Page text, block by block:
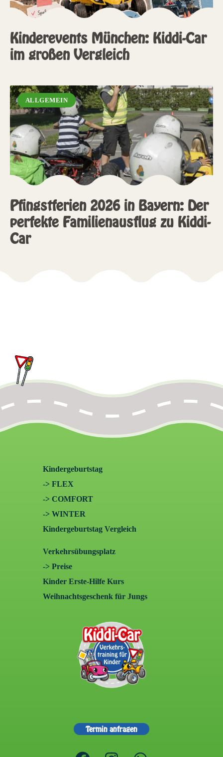
Kinderevents München: Kiddi-Car
im großen Vergleich
ALLGEMEIN
Pfingstferien 2026 in Bayern: Der
perfekte Familienausflug zu Kiddi-
Car
Kindergeburtstag
-> FLEX
-> COMFORT
-> WINTER
Kindergeburtstag Vergleich
Verkehrsübungsplatz
-> Preise
Kinder Erste-Hilfe Kurs
Weihnachtsgeschenk für Jungs
Termin anfragen